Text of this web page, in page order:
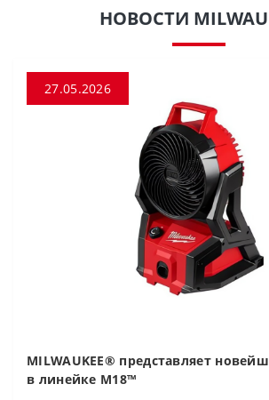
НОВОСТИ
27.05.2026
MILWAUKEE® представляет
в линейке M18™